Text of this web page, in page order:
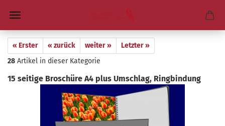
« Erster « zurück weiter »
Letzter »
28 Artikel in dieser Kategorie
15 sei­ti­ge Bro­schü­re A4 plus Um­schlag, Ring­bin­dung